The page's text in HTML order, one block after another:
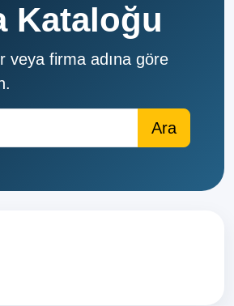
Kataloğu
veya firma adına göre